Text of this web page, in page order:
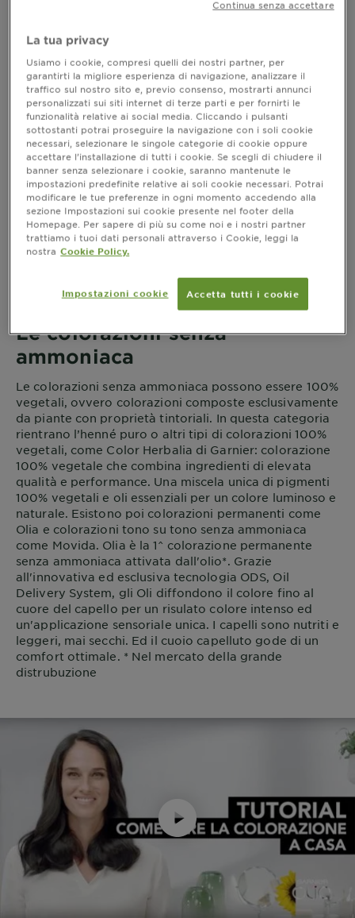
Tecnologia senza
ammoniaca
Home Bisogni Colorazione Tecnologia senza ammoniaca
Tecnologia senza ammoniaca
Tutte le colorazioni adatte a chi voglia ottenere colori
intensi e brillanti con un'applicazione piacevole e
sensoriale.
Le colorazioni senza
ammoniaca
Le colorazioni senza ammoniaca possono essere 100%
vegetali, ovvero colorazioni composte esclusivamente
da piante con proprietà tintoriali. In questa categoria
rientrano l’henné puro o altri tipi di colorazioni 100%
vegetali, come Color Herbalia di Garnier: colorazione
100% vegetale che combina ingredienti di elevata
qualità e performance. Una miscela unica di pigmenti
100% vegetali e oli essenziali per un colore luminoso e
naturale. Esistono poi colorazioni permanenti come
Olia e colorazioni tono su tono senza ammoniaca
come Movida. Olia è la 1^ colorazione permanente
senza ammoniaca attivata dall'olio*. Grazie
all'innovativa ed esclusiva tecnologia ODS, Oil
Delivery System, gli Oli diffondono il colore fino al
cuore del capello per un risulato colore intenso ed
un'applicazione sensoriale unica. I capelli sono nutriti e
leggeri, mai secchi. Ed il cuoio capelluto gode di un
comfort ottimale. * Nel mercato della grande
distrubuzione
La tua privacy
Usiamo i cookie, compresi quelli dei nostri partner, per
garantirti la migliore esperienza di navigazione, analizzare il
traffico sul nostro sito e, previo consenso, mostrarti annunci
personalizzati sui siti internet di terze parti e per fornirti le
funzionalità relative ai social media. Cliccando i pulsanti
sottostanti potrai proseguire la navigazione con i soli cookie
necessari, selezionare le singole categorie di cookie oppure
accettare l’installazione di tutti i cookie. Se scegli di chiudere il
banner senza selezionare i cookie, saranno mantenute le
impostazioni predefinite relative ai soli cookie necessari. Potrai
modificare le tue preferenze in ogni momento accedendo alla
sezione Impostazioni sui cookie presente nel footer della
Homepage. Per sapere di più su come noi e i nostri partner
trattiamo i tuoi dati personali attraverso i Cookie, leggi la
nostra Cookie Policy.
Impostazioni cookie Accetta tutti i cookie
Continua senza accettare